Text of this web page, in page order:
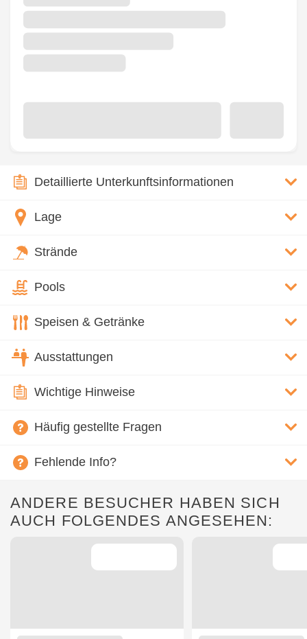
Detaillierte Unterkunftsinformationen
Lage
Strände
Pools
Speisen & Getränke
Ausstattungen
Wichtige Hinweise
Häufig gestellte Fragen
Fehlende Info?
ANDERE BESUCHER HABEN SICH
AUCH FOLGENDES ANGESEHEN: